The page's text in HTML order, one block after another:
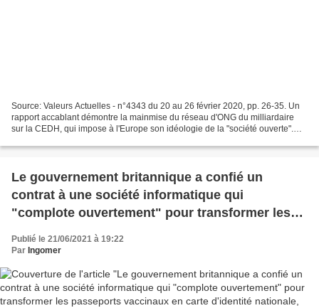
Source: Valeurs Actuelles - n°4343 du 20 au 26 février 2020, pp. 26-35. Un
rapport accablant démontre la mainmise du réseau d'ONG du milliardaire
sur la CEDH, qui impose à l'Europe son idéologie de la "société ouverte".
Le gouvernement britannique a confié un
contrat à une société informatique qui
"complote ouvertement" pour transformer les
nationale, prévient un groupe de protection de
Publié le 21/06/2021 à 19:22
Par Ingomer